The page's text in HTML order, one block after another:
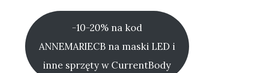
-10-20% na kod
ANNEMARIECB na maski LED i
inne sprzęty w CurrentBody